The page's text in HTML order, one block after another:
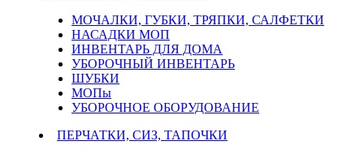
МОЧАЛКИ, ГУБКИ, ТРЯПКИ, САЛФЕТКИ
НАСАДКИ МОП
ИНВЕНТАРЬ ДЛЯ ДОМА
УБОРОЧНЫЙ ИНВЕНТАРЬ
ШУБКИ
МОПы
УБОРОЧНОЕ ОБОРУДОВАНИЕ
ПЕРЧАТКИ, СИЗ, ТАПОЧКИ